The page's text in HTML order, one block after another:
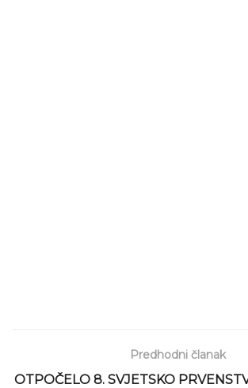
Predhodni članak
OTPOČELO 8. SVJETSKO